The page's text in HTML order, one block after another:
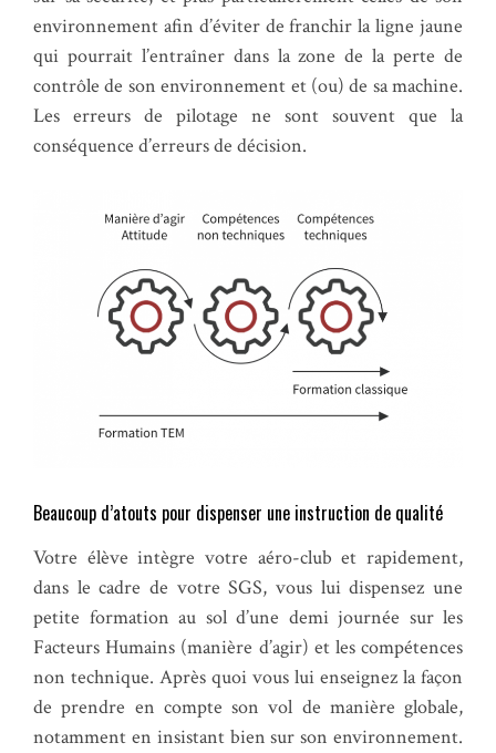
environnement afin d’éviter de franchir la ligne jaune
qui pourrait l’entraîner dans la zone de la perte de
contrôle de son environnement et (ou) de sa machine.
Les erreurs de pilotage ne sont souvent que la
conséquence d’erreurs de décision.
Beaucoup d’atouts pour dispenser une instruction de qualité
Votre élève intègre votre aéro-club et rapidement,
dans le cadre de votre SGS, vous lui dispensez une
petite formation au sol d’une demi journée sur les
Facteurs Humains (manière d’agir) et les compétences
non technique. Après quoi vous lui enseignez la façon
de prendre en compte son vol de manière globale,
notamment en insistant bien sur son environnement.